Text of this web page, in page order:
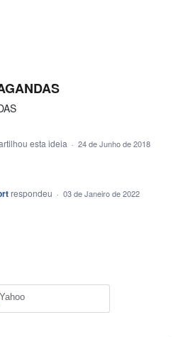
esta ideia · 24 de Junho de 2018
respondeu · 03 de Janeiro de 2022